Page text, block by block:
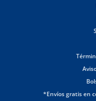
*Envíos gratis en